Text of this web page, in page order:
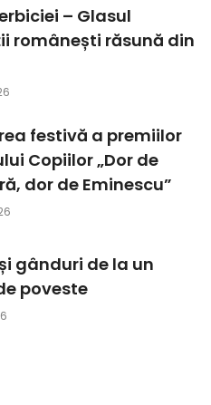
– Glasul
românești răsună din
festivă a premiilor
Copiilor „Dor de
dor de Eminescu”
gânduri de la un
poveste